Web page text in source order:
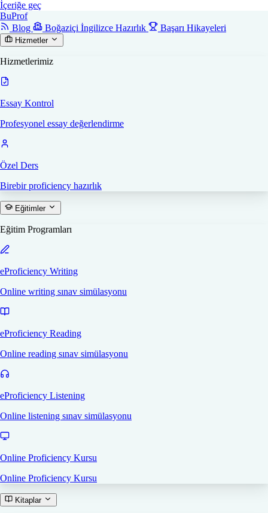
İçeriğe geç
BuProf
Blog
Boğaziçi İngilizce Hazırlık Başarı Hikayeleri
Hizmetler
Hizmetlerimiz
Essay Kontrol
Profesyonel essay değerlendirme
Özel Ders
Birebir proficiency hazırlık
Eğitimler
Eğitim Programları
eProficiency Writing
Online writing sınav simülasyonu
eProficiency Reading
Online reading sınav simülasyonu
eProficiency Listening
Online listening sınav simülasyonu
Online Proficiency Kursu
Online Proficiency Kursu
Kitaplar